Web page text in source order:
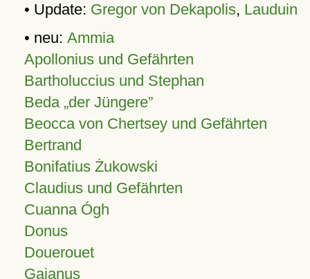
• Update: Gregor von Dekapolis, Lauduin
• neu: Ammia
Apollonius und Gefährten
Bartholuccius und Stephan
Beda „der Jüngere”
Beocca von Chertsey und Gefährten
Bertrand
Bonifatius Żukowski
Claudius und Gefährten
Cuanna Ógh
Donus
Douerouet
Gaianus